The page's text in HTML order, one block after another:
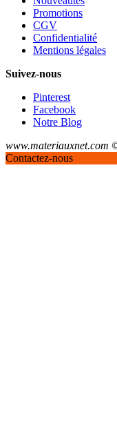
Promotions
CGV
Confidentialité
Mentions légales
Suivez-nous
Pinterest
Facebook
Notre Blog
www.materiauxnet.com
Contactez-nous